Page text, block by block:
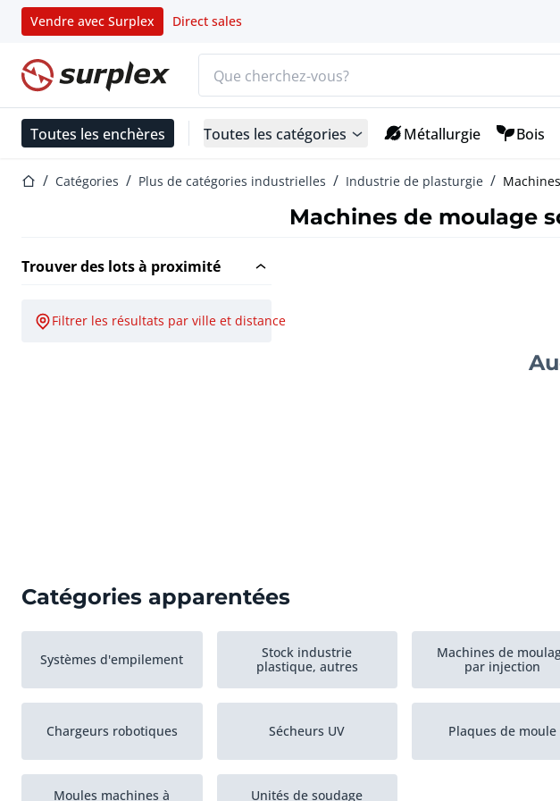
Vendre avec Surplex Direct sales
Page d'accueil
Toutes les enchères Toutes les catégories Métallurgie Bois
Page d'accueil
Catégories Plus de catégories industrielles Industrie de plasturgie
Machines de moulage
Trouver des lots à proximité
Filtrer les résultats par ville et distance
Catégories apparentées
Systèmes d'empilement
Stock industrie
plastique, autres
Machines de
par injection
Chargeurs robotiques Sécheurs UV Plaques de moule
Moules machines à Unités de soudage